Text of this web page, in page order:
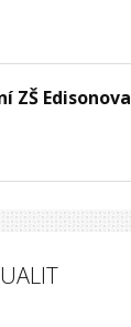
ZŠ Edisonova